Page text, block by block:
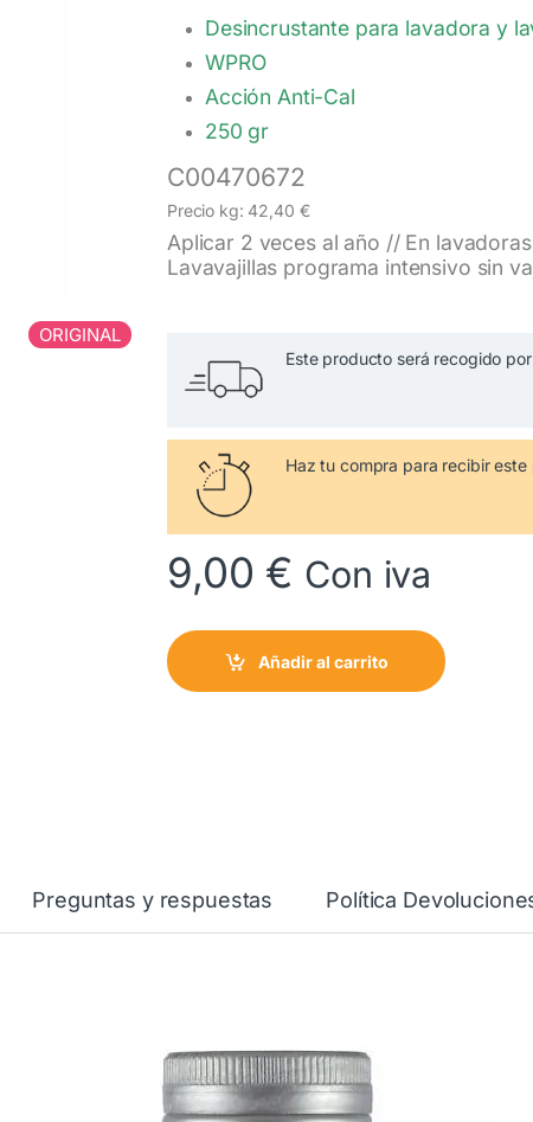
ORIGINAL
Desincrustante para lavadora y
WPRO
Acción Anti-Cal
250 gr
C00470672
Precio kg: 42,40 €
Aplicar 2 veces al año // En
Lavavajillas programa intensivo sin
Este producto será recogido
Haz tu compra para recibir este
9,00 € Con iva
Añadir al carrito
Preguntas y respuestas Política